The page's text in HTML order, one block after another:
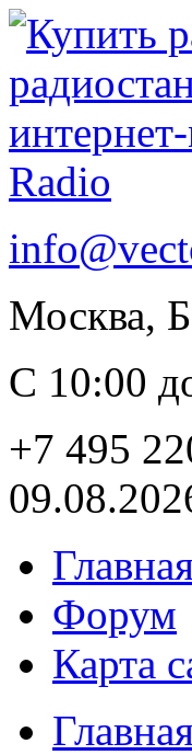
Москва,
С 10:00
+7 495
Форум
Карта